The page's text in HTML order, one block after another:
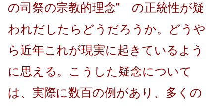
の司祭の宗教的理念” の正統性が疑
われだしたらどうだろうか。どうや
ら近年これが現実に起きているよう
に思える。こうした疑念について
は、実際に数百の例があり、多くの